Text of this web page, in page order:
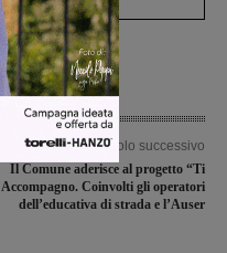
Articolo successivo
Il Comune aderisce al progetto “Ti
Accompagno. Coinvolti gli operatori
dell’educativa di strada e l’Auser